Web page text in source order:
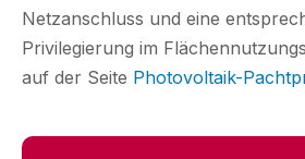
Netzanschluss und eine
Privilegierung im
auf der Seite Photovoltaik-